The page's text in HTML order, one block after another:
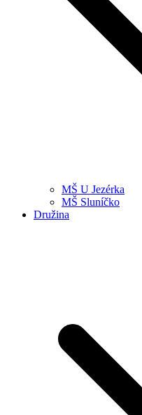
MŠ U Jezérka
MŠ Sluníčko
Družina